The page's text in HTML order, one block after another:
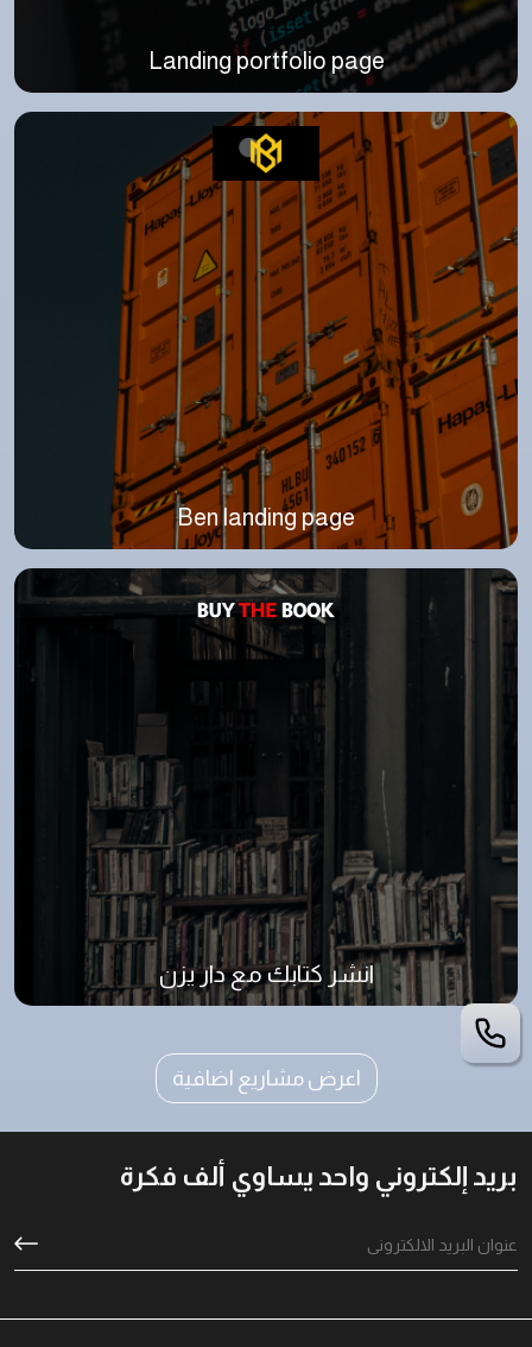
Landing portfolio page
Ben landing page
انشر كتابك مع دار يزن
اعرض مشاريع اضافية
بريد إلكتروني واحد يساوي ألف فكرة